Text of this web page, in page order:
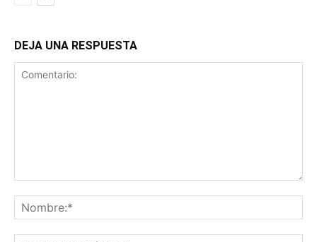
DEJA UNA RESPUESTA